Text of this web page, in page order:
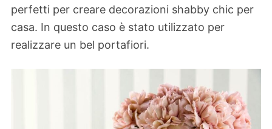
perfetti per creare decorazioni shabby chic per
casa. In questo caso è stato utilizzato per
realizzare un bel portafiori.